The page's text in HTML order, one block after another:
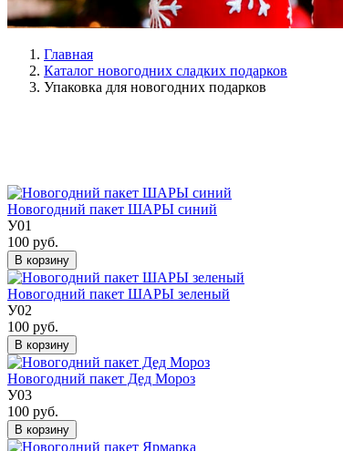
Главная
Каталог новогодних сладких подарков
Упаковка для новогодних подарков
Новогодний пакет ШАРЫ синий
У01
100 руб.
В корзину
Новогодний пакет ШАРЫ зеленый
У02
100 руб.
В корзину
Новогодний пакет Дед Мороз
У03
100 руб.
В корзину